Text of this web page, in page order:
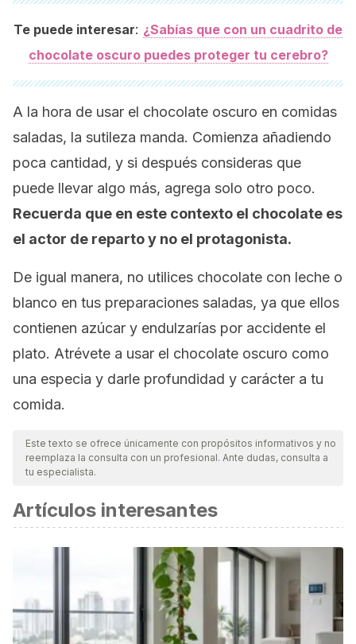
Te puede interesar: ¿Sabías que con un cuadrito de
chocolate oscuro puedes proteger tu cerebro?
A la hora de usar el chocolate oscuro en comidas
saladas, la sutileza manda. Comienza añadiendo
poca cantidad, y si después consideras que
puede llevar algo más, agrega solo otro poco.
Recuerda que en este contexto el chocolate es
el actor de reparto y no el protagonista.
De igual manera, no utilices chocolate con leche o
blanco en tus preparaciones saladas, ya que ellos
contienen azúcar y endulzarías por accidente el
plato. Atrévete a usar el chocolate oscuro como
una especia y darle profundidad y carácter a tu
comida.
Este texto se ofrece únicamente con propósitos informativos y no
reemplaza la consulta con un profesional. Ante dudas, consulta a
tu especialista.
Artículos interesantes